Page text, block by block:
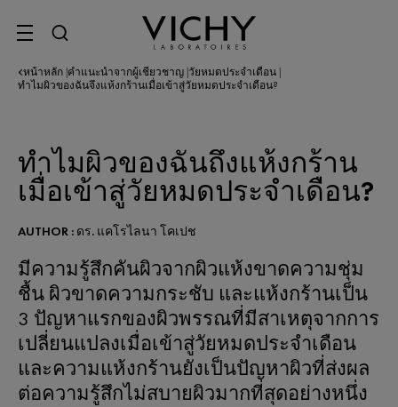
SITE MENU
หน้าหลัก คำแนะนำจากผู้เชี่ยวชาญ วัยหมดประจำเดือน
ทำไมผิวของฉันจึงแห้งกร้านเมื่อเข้าสู่วัยหมดประจำเดือน?
ทำไมผิวของฉันถึงแห้งกร้าน
เมื่อเข้าสู่วัยหมดประจำเดือน?
มีความรู้สึกคันผิวจากผิวแห้งขาดความชุ่ม
ชื้น ผิวขาดความกระชับ และแห้งกร้านเป็น
3 ปัญหาแรกของผิวพรรณที่มีสาเหตุจากการ
เปลี่ยนแปลงเมื่อเข้าสู่วัยหมดประจำเดือน
และความแห้งกร้านยังเป็นปัญหาผิวที่ส่งผล
ต่อความรู้สึกไม่สบายผิวมากที่สุดอย่างหนึ่ง
AUTHOR : ดร. แคโรไลนา โคเปช